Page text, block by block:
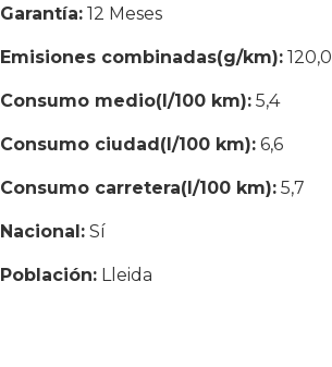
Garantía: 12 Meses
Emisiones combinadas(g/km): 120,0
Consumo medio(l/100 km): 5,4
Consumo ciudad(l/100 km): 6,6
Consumo carretera(l/100 km): 5,7
Nacional: Sí
Población: Lleida